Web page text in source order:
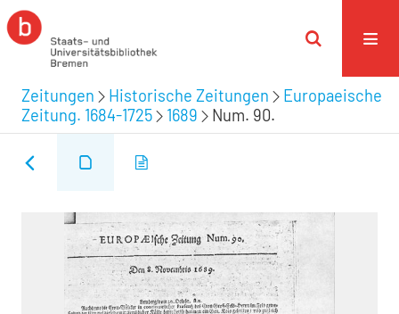
Zeitungen Historische Zeitungen
Europaeische
Zeitung. 1684-1725
1689 Num. 90.